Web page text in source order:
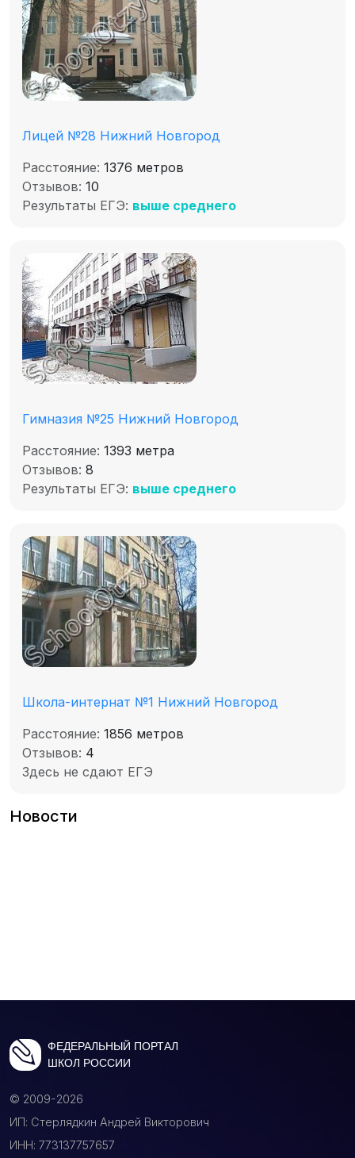
Лицей №28 Нижний Новгород
Расстояние: 1376 метров
Отзывов: 10
Результаты ЕГЭ: выше среднего
Гимназия №25 Нижний Новгород
Расстояние: 1393 метра
Отзывов: 8
Результаты ЕГЭ: выше среднего
Школа-интернат №1 Нижний Новгород
Расстояние: 1856 метров
Отзывов: 4
Здесь не сдают ЕГЭ
Новости
ФЕДЕРАЛЬНЫЙ ПОРТАЛ
ШКОЛ РОССИИ
© 2009-2026
ИП: Стерлядкин Андрей Викторович
ИНН: 773137757657